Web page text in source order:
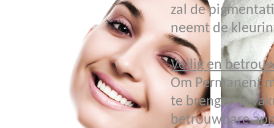
zal de
neemt de
Veilig en
Om Permanent
te brengen is
betrouwbare